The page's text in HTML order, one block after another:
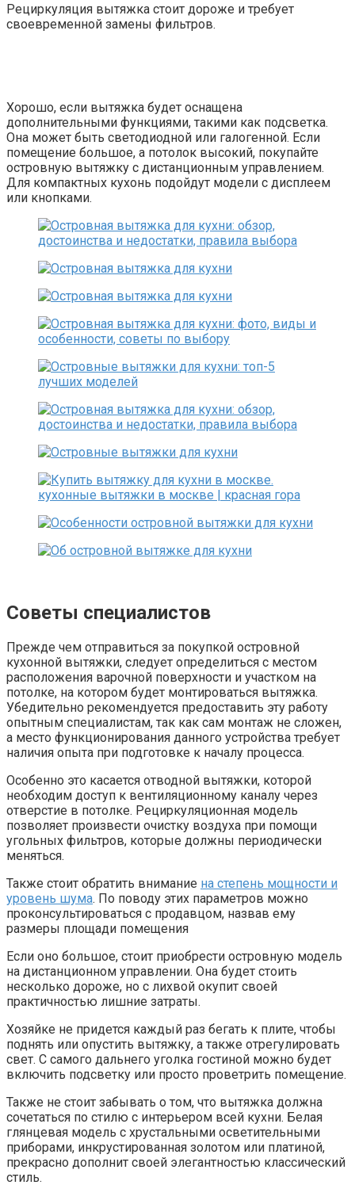
Рециркуляция вытяжка стоит дороже и требует
своевременной замены фильтров.
Хорошо, если вытяжка будет оснащена
дополнительными функциями, такими как подсветка.
Она может быть светодиодной или галогенной. Если
помещение большое, а потолок высокий, покупайте
островную вытяжку с дистанционным управлением.
Для компактных кухонь подойдут модели с дисплеем
или кнопками.
Советы специалистов
Прежде чем отправиться за покупкой островной
кухонной вытяжки, следует определиться с местом
расположения варочной поверхности и участком на
потолке, на котором будет монтироваться вытяжка.
Убедительно рекомендуется предоставить эту работу
опытным специалистам, так как сам монтаж не сложен,
а место функционирования данного устройства требует
наличия опыта при подготовке к началу процесса.
Особенно это касается отводной вытяжки, которой
необходим доступ к вентиляционному каналу через
отверстие в потолке. Рециркуляционная модель
позволяет произвести очистку воздуха при помощи
угольных фильтров, которые должны периодически
меняться.
Также стоит обратить внимание на степень мощности и
уровень шума. По поводу этих параметров можно
проконсультироваться с продавцом, назвав ему
размеры площади помещения
Если оно большое, стоит приобрести островную модель
на дистанционном управлении. Она будет стоить
несколько дороже, но с лихвой окупит своей
практичностью лишние затраты.
Хозяйке не придется каждый раз бегать к плите, чтобы
поднять или опустить вытяжку, а также отрегулировать
свет. С самого дальнего уголка гостиной можно будет
включить подсветку или просто проветрить помещение.
Также не стоит забывать о том, что вытяжка должна
сочетаться по стилю с интерьером всей кухни. Белая
глянцевая модель с хрустальными осветительными
приборами, инкрустированная золотом или платиной,
прекрасно дополнит своей элегантностью классический
стиль.